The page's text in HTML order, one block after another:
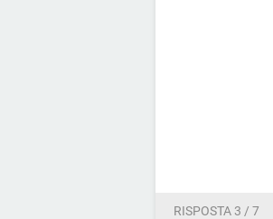
RISPOSTA 3 / 7